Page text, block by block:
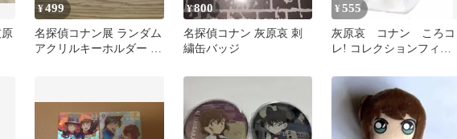
¥499
名探偵コナン展 ランダム
アクリルキーホルダー 灰
¥800
名探偵コナン 灰原哀 刺
繍缶バッジ
¥ 555
灰原哀 コナン ころコ
レ! コレクションフィギ